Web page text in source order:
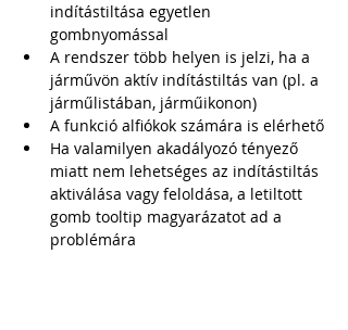
indítástiltása egyetlen
gombnyomással
A rendszer több helyen is jelzi, ha a
járművön aktív indítástiltás van (pl. a
járműlistában, járműikonon)
A funkció alfiókok számára is elérhető
Ha valamilyen akadályozó tényező
miatt nem lehetséges az indítástiltás
aktiválása vagy feloldása, a letiltott
gomb tooltip magyarázatot ad a
problémára